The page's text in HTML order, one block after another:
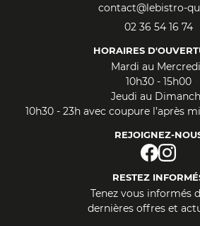
02 36 54 16 74
HORAIRES
Mardi au
10h30 - 15h00
Jeudi au
10h30 - 23h avec coupure l’après
REJOIGNEZ-
RESTEZ
Tenez vous informés
dernières offres et